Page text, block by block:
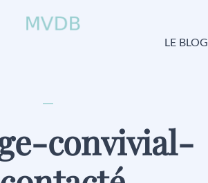
LE BLOG
convivial-